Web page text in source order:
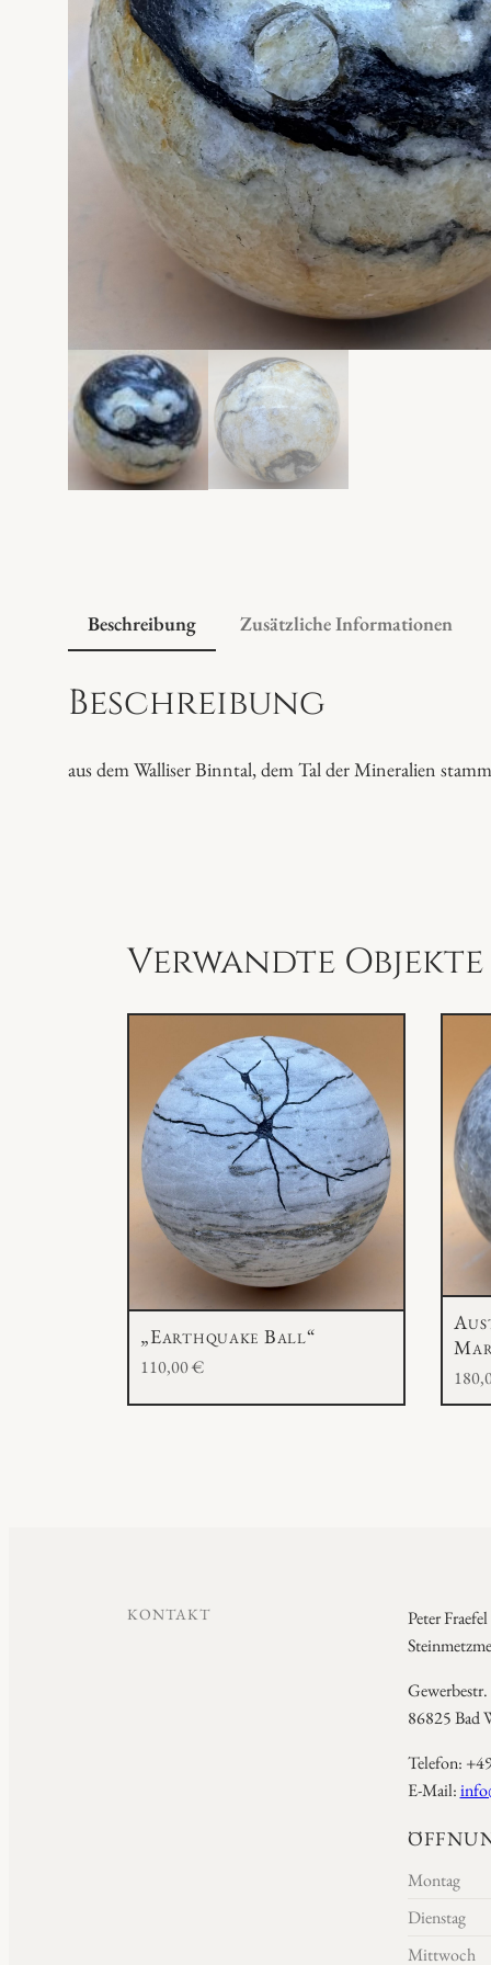
Beschreibung Zusätzliche Informationen
Beschreibung
aus dem Walliser Binntal, dem Tal der Mineralien
Verwandte Objekte
„Earthquake Ball“
110,00€
KONTAKT
Peter Fraefel
Gewerbestr.
86825 Bad
Telefon:
E-Mail:
Montag
Dienstag
Mittwoch